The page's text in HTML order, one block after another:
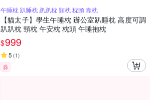
午睡枕 趴睡枕 趴趴枕 頸枕 枕頭 靠枕
【貓太子】學生午睡枕 辦公室趴睡枕 高度可調
趴趴枕 頸枕 午安枕 枕頭 午睡抱枕
$999
5 (1)
券